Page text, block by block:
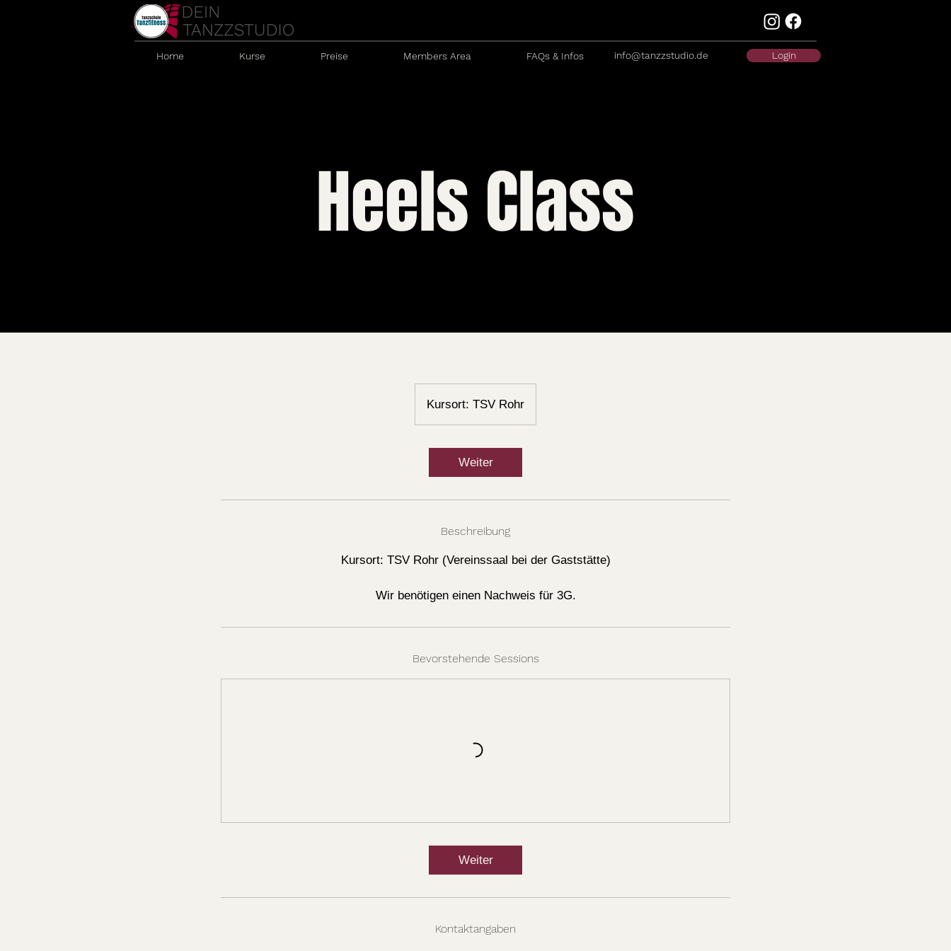
Home Kurse Preise Members Area FAQs & Infos Login
info@tanzzstudio.de
Heels Class
Kursort: TSV Rohr
Weiter
Beschreibung
Kursort: TSV Rohr (Vereinssaal bei der Gaststätte)
Wir benötigen einen Nachweis für 3G.
Bevorstehende Sessions
Weiter
Kontaktangaben